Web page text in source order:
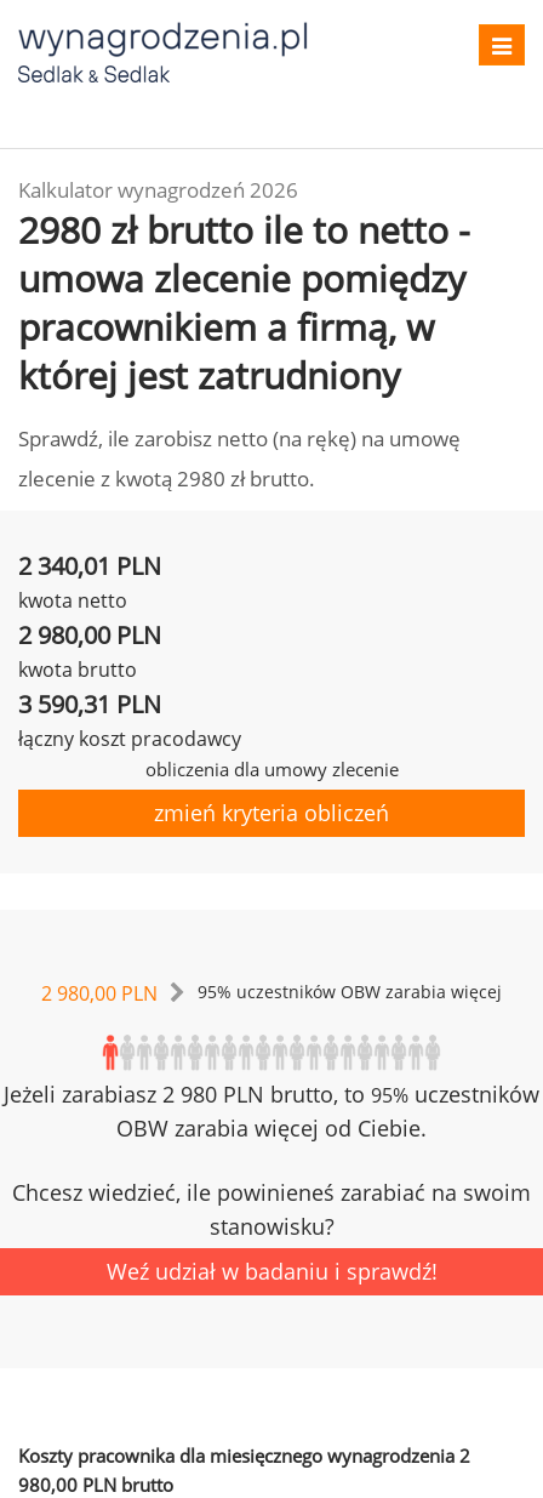
Kalkulator wynagrodzeń 2026
2980 zł brutto ile to netto -
umowa zlecenie pomiędzy
pracownikiem a firmą, w
której jest zatrudniony
Sprawdź, ile zarobisz netto (na rękę) na umowę
zlecenie z kwotą 2980 zł brutto.
2 340,01 PLN
kwota netto
2 980,00 PLN
kwota brutto
3 590,31 PLN
łączny koszt pracodawcy
obliczenia dla umowy zlecenie
zmień kryteria obliczeń
2 980,00 PLN 95% uczestników OBW zarabia więcej
Jeżeli zarabiasz 2 980 PLN brutto, to 95% uczestników
OBW zarabia więcej od Ciebie.
Chcesz wiedzieć, ile powinieneś zarabiać na swoim
stanowisku?
Weź udział w badaniu i sprawdź!
Koszty pracownika dla miesięcznego wynagrodzenia 2
980,00 PLN brutto